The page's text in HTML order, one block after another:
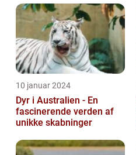
10 januar 2024
Dyr i Australien - En
fascinerende verden af
unikke skabninger